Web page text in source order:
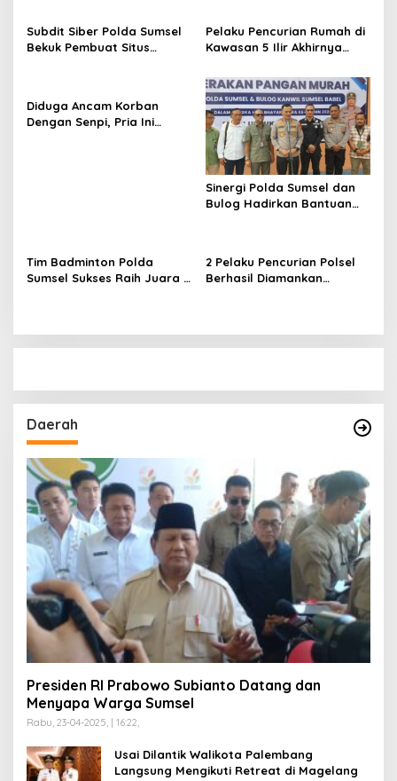
Subdit Siber Polda Sumsel
Bekuk Pembuat Situs
Pelaku Pencurian Rumah di
Kawasan 5 Ilir Akhirnya
Diduga Ancam Korban
Dengan Senpi, Pria Ini
Sinergi Polda Sumsel dan
Bulog Hadirkan Bantuan
Tim Badminton Polda
Sumsel Sukses Raih Juara 1
2 Pelaku Pencurian Polsel
Berhasil Diamankan
Daerah
Presiden RI Prabowo Subianto Datang dan
Menyapa Warga Sumsel
Rabu, 23-04-2025, | 16:22,
Usai Dilantik Walikota Palembang
Langsung Mengikuti Retreat di Magelang